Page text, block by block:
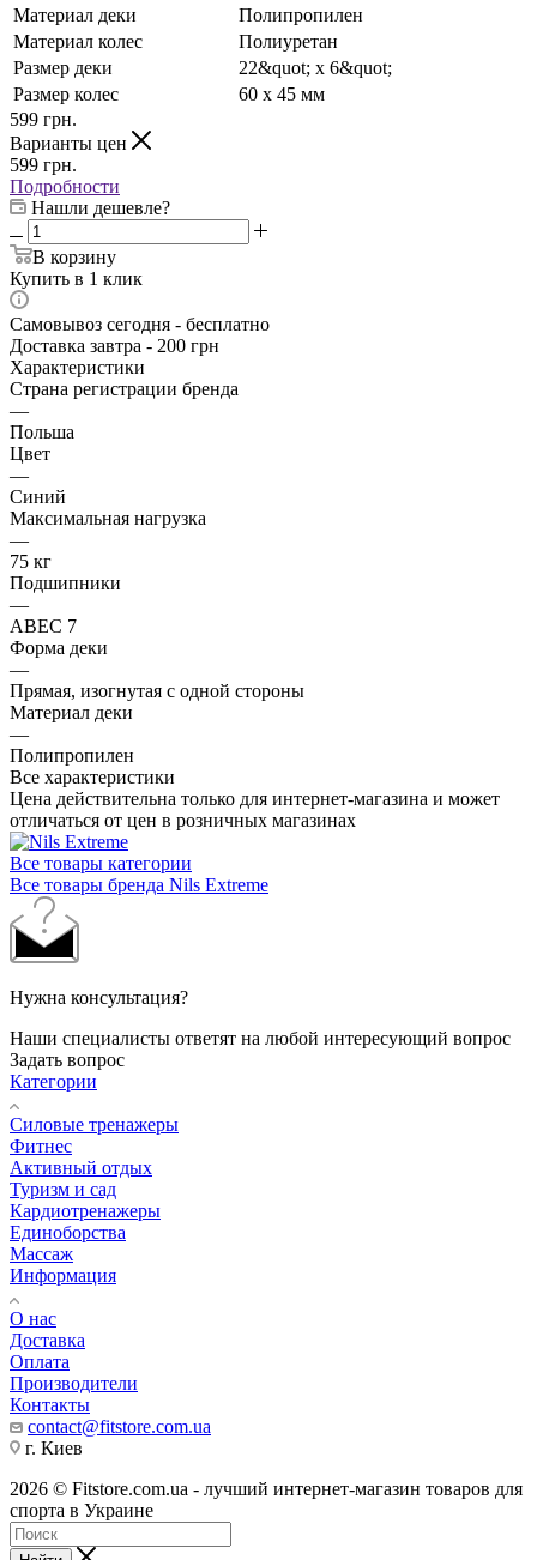
Материал деки
Полипропилен
Материал колес
Полиуретан
Размер деки
22&quot; х 6&quot;
Размер колес
60 x 45 мм
599 грн.
Варианты цен
599 грн.
Подробности
Нашли дешевле?
В корзину
Купить в 1 клик
Самовывоз сегодня - бесплатно
Доставка завтра - 200 грн
Характеристики
Страна регистрации бренда
—
Польша
Цвет
—
Синий
Максимальная нагрузка
—
75 кг
Подшипники
—
ABEC 7
Форма деки
—
Прямая, изогнутая с одной стороны
Материал деки
—
Полипропилен
Все характеристики
Цена действительна только для интернет-магазина и может
отличаться от цен в розничных магазинах
Все товары категории
Все товары бренда Nils Extreme
Нужна консультация?
Наши специалисты ответят на любой интересующий вопрос
Задать вопрос
Категории
Силовые тренажеры
Фитнес
Активный отдых
Туризм и сад
Кардиотренажеры
Единоборства
Массаж
Информация
О нас
Доставка
Оплата
Производители
Контакты
contact@fitstore.com.ua
г. Киев
2026 © Fitstore.com.ua - лучший интернет-магазин товаров для
спорта в Украине